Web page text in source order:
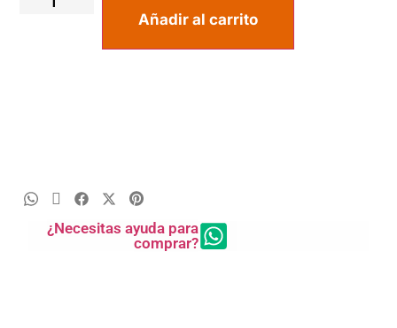
Añadir al carrito
¿Necesitas ayuda para
comprar?